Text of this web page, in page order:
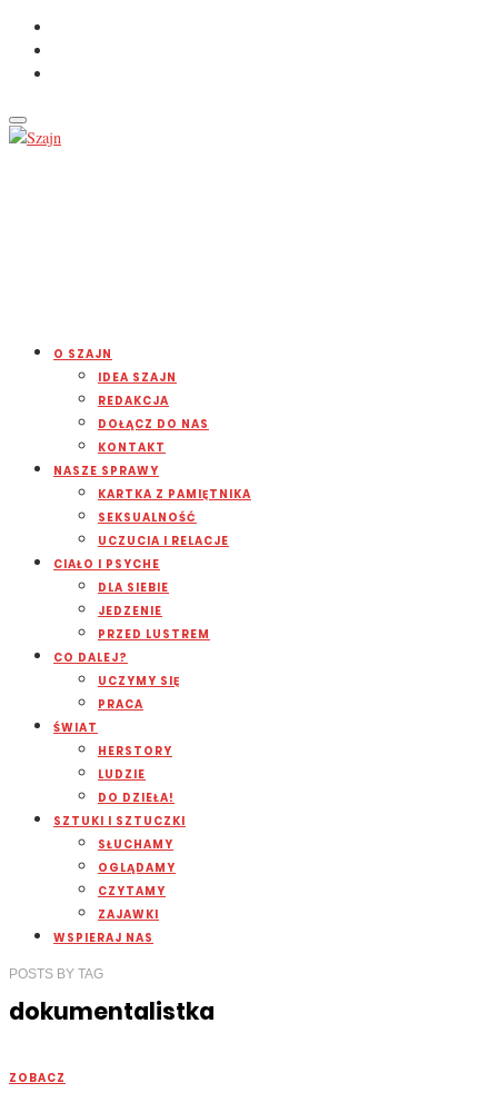
O SZAJN
IDEA SZAJN
REDAKCJA
DOŁĄCZ DO NAS
KONTAKT
NASZE SPRAWY
KARTKA Z PAMIĘTNIKA
SEKSUALNOŚĆ
UCZUCIA I RELACJE
CIAŁO I PSYCHE
DLA SIEBIE
JEDZENIE
PRZED LUSTREM
CO DALEJ?
UCZYMY SIĘ
PRACA
ŚWIAT
HERSTORY
LUDZIE
DO DZIEŁA!
SZTUKI I SZTUCZKI
SŁUCHAMY
OGLĄDAMY
CZYTAMY
ZAJAWKI
WSPIERAJ NAS
POSTS BY TAG
dokumentalistka
ZOBACZ